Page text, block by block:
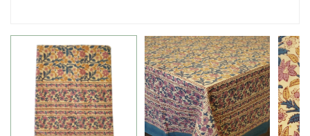
La vie en vert
La vie en bleu
La vie en rose
Carte cadeau